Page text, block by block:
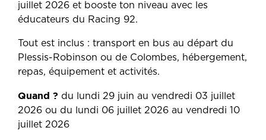
juillet 2026 et booste ton niveau avec les
éducateurs du Racing 92.
Tout est inclus : transport en bus au départ du
Plessis-Robinson ou de Colombes, hébergement,
repas, équipement et activités.
Quand ? du lundi 29 juin au vendredi 03 juillet
2026 ou du lundi 06 juillet 2026 au vendredi 10
juillet 2026